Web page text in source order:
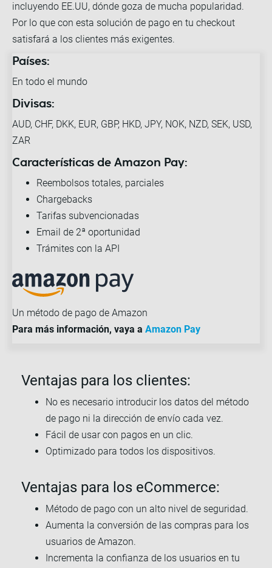
incluyendo EE.UU, dónde goza de mucha popularidad.
Por lo que con esta solución de pago en tu checkout
satisfará a los clientes más exigentes.
Países:
En todo el mundo
Divisas:
AUD, CHF, DKK, EUR, GBP, HKD, JPY, NOK, NZD, SEK, USD,
ZAR
Características de Amazon Pay:
Reembolsos totales, parciales
Chargebacks
Tarifas subvencionadas
Email de 2ª oportunidad
Trámites con la API
Un método de pago de Amazon
Para más información, vaya a Amazon Pay
Ventajas para los clientes:
No es necesario introducir los datos del método
de pago ni la dirección de envío cada vez.
Fácil de usar con pagos en un clic.
Optimizado para todos los dispositivos.
Ventajas para los eCommerce:
Método de pago con un alto nivel de seguridad.
Aumenta la conversión de las compras para los
usuarios de Amazon.
Incrementa la confianza de los usuarios en tu